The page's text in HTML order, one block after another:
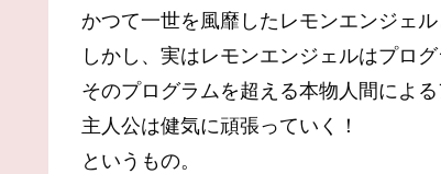
かつて一世を風靡したレモンエンジェル
しかし、実はレモンエンジェルはプログ
そのプログラムを超える本物人間によ
主人公は健気に頑張っていく！
というもの。